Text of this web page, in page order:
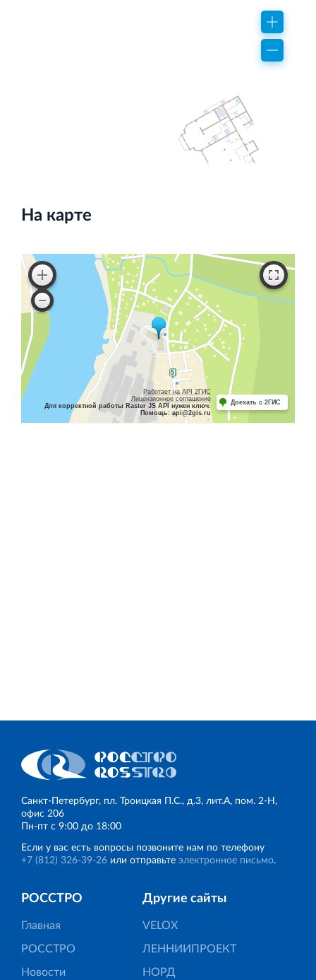
Торгово-развлекательный центр Вернисаж в
На карте
Работает на API 2ГИС
Лицензионное соглашение
Для корректной работы Raster JS API нужен ключ.
Помощь: api@2gis.ru
Доехать с 2ГИС
Санкт‐Петербург, пл. Троицкая П.С., д.3, лит.А, пом. 2-Н,
офис 206
Пн‐пт с 9:00 до 18:00
Если у вас есть вопросы позвоните нам по телефону
+7 (812) 326‐39‐26 или отправьте электронное письмо.
РОССТРО
Главная
РОССТРО
Новости
Другие сайты
VELOX
ЛЕННИИПРОЕКТ
НОРД